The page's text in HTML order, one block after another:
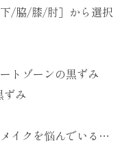
/脇/膝/肘］から選択
トゾーンの黒ずみ
ずみ
イクを悩んでいる…